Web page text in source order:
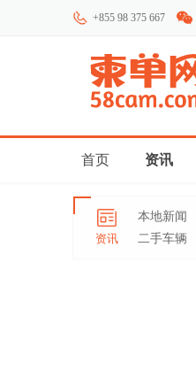
+855 98 375 667
首页 资讯
资讯
本地新闻
二手车辆